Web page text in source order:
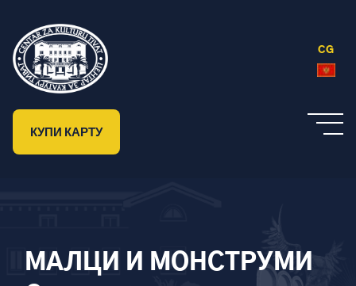
CG
КУПИ КАРТУ
МАЛЦИ И МОНСТРУМИ